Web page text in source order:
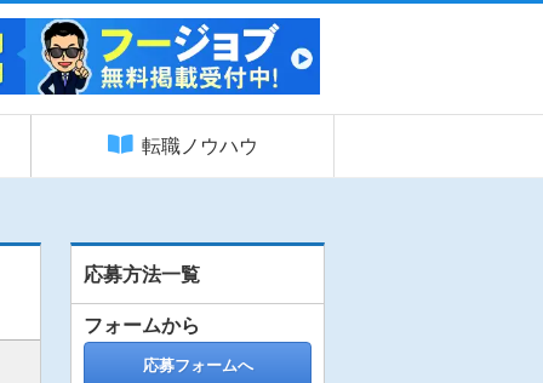
転職ノウハウ
応募方法一覧
フォームから
応募フォームへ